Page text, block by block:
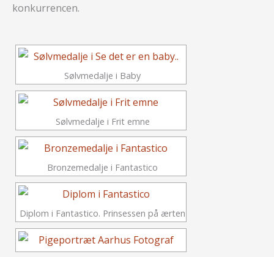
konkurrencen.
Sølvmedalje i Baby
Sølvmedalje i Frit emne
Bronzemedalje i Fantastico
Diplom i Fantastico. Prinsessen på ærten